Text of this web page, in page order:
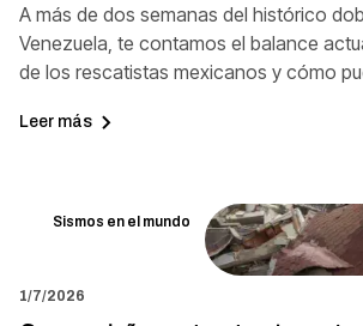
A más de dos semanas del histórico
Venezuela, te contamos el balance
de los rescatistas mexicanos y cómo
Leer más
Sismos en el mundo
1/7/2026